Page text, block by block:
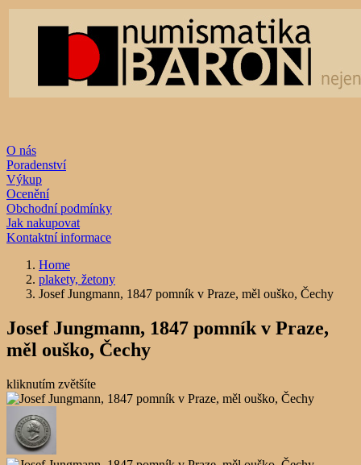
O nás
Poradenství
Výkup
Ocenění
Obchodní podmínky
Jak nakupovat
Kontaktní informace
Home
plakety, žetony
Josef Jungmann, 1847 pomník v Praze, měl ouško, Čechy
Josef Jungmann, 1847 pomník v Praze,
měl ouško, Čechy
kliknutím zvětšíte